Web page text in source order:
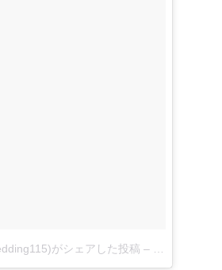
がシェアした投稿 – 11月 29,